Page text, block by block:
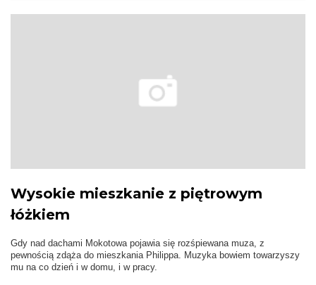
Wysokie mieszkanie z piętrowym
łóżkiem
Gdy nad dachami Mokotowa pojawia się rozśpiewana muza, z
pewnością zdąża do mieszkania Philippa. Muzyka bowiem towarzyszy
mu na co dzień i w domu, i w pracy.